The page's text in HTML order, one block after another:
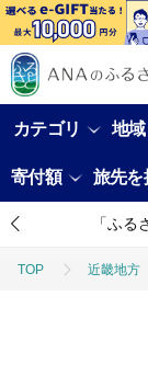
カテゴリ 地域
寄付額 旅先を
「ふ
TOP 近畿地方